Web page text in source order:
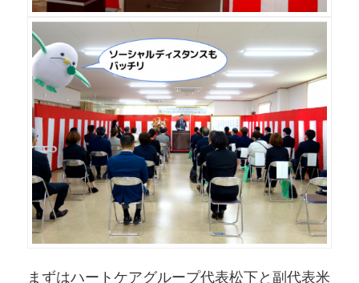
まずはハートケアグループ代表松下と副代表米